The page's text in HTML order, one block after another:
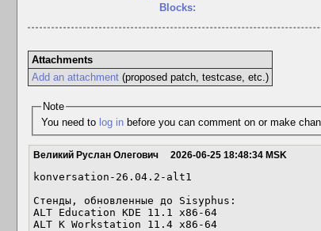
Blocks:
Attachments
Add an attachment(proposed patch, testcase, etc.)
Note
You need to log in before you can comment on or make
Великий Руслан Олегович 2026-06-25 18:48:34 MSK
konversation-26.04.2-alt1
Стенды, обновленные до Sisyphus:
ALT Education KDE 11.1 x86-64
ALT K Workstation 11.4 x86-64